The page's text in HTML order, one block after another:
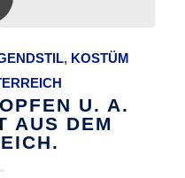
, KOSTÜM
U. A.
AUS DEM